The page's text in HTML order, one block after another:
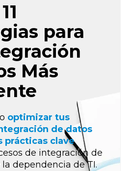
para
Más
optimizar tus
de datos
prácticas clave.
de integración de
dependencia de TI.